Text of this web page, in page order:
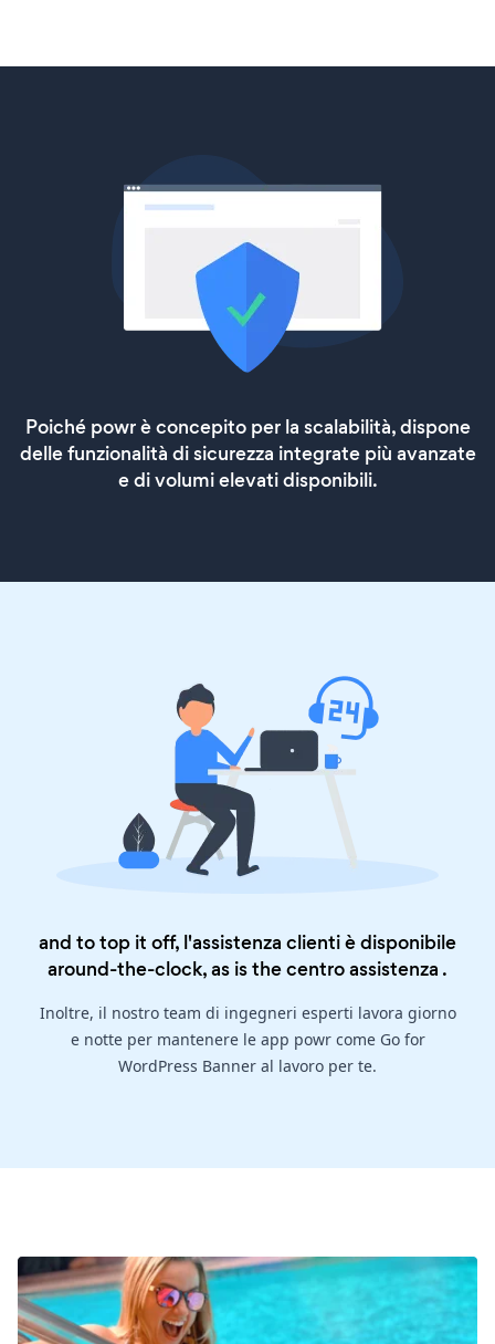
Poiché powr è concepito per la scalabilità, dispone
delle funzionalità di sicurezza integrate più avanzate
e di volumi elevati disponibili.
and to top it off, l'assistenza clienti è disponibile
around-the-clock, as is thecentro assistenza .
Inoltre, il nostro team di ingegneri esperti lavora giorno
e notte per mantenere le app powr come Go for
WordPress Banner al lavoro per te.